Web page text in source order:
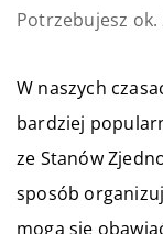
Potrzebujesz
W naszych
bardziej
ze Stanów
sposób
mogą się